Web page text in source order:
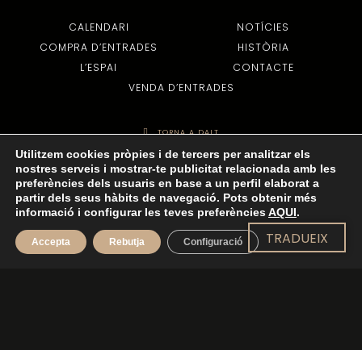
CALENDARI
NOTÍCIES
COMPRA D’ENTRADES
HISTÒRIA
L’ESPAI
CONTACTE
VENDA D’ENTRADES
TORNA A DALT
© 2022 TOTS ELS DRETS RESERVATS -AVÍS LEGAL- POLÍTICA DE PRIVADESA-
POLÍTICA DE COOKIES- DISSENY WEB:EJC
TRADUEIX
Utilitzem cookies pròpies i de tercers per analitzar els
nostres serveis i mostrar-te publicitat relacionada amb les
preferències dels usuaris en base a un perfil elaborat a
partir dels seus hàbits de navegació. Pots obtenir més
informació i configurar les teves preferènciesAQUI.
Accepta Rebutja Configuració